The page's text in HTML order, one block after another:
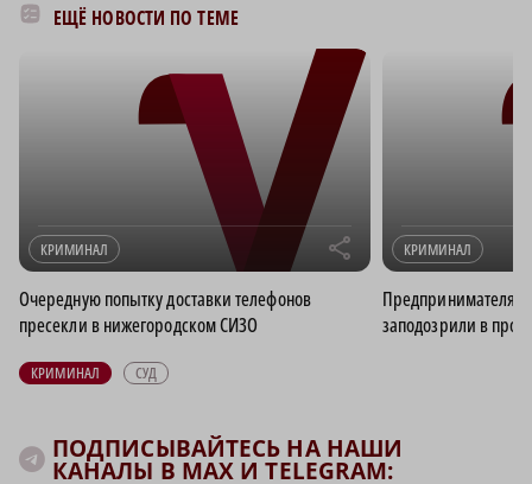
ЕЩЁ НОВОСТИ ПО ТЕМЕ
КРИМИНАЛ r
Очередную попытку доставки телефонов
пресекли в нижегородском СИЗО
КРИМИНАЛ
Предпринимателя
заподозрили в
КРИМИНАЛ СУД
ПОДПИСЫВАЙТЕСЬ НА НАШИ
КАНАЛЫ В MAX И TELEGRAM: